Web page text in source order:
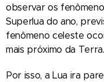
observar os
Superlua do ano,
fenômeno celeste
mais próximo da Terra.
Por isso, a Lua ira